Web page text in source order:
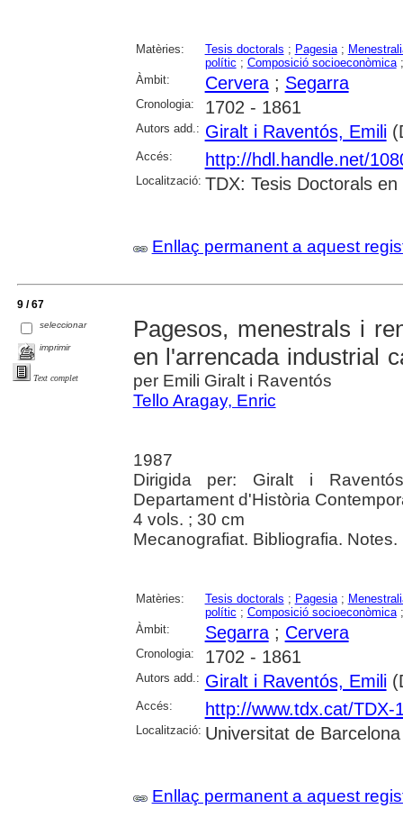
Matèries: Tesis doctorals ; Pagesia;
polític ; Composició socioeconòmica
Àmbit:
Cervera; Segarra
Cronologia: 1702 - 1861
Autors add.: Giralt i Raventós, Emili
Accés: http://hdl.handle.net/
Localització: TDX: Tesis Doctorals
Enllaç permanent a aquest
9 / 67
seleccionar
imprimir
Text complet
Pagesos, menestrals i
en l'arrencada industrial
per Emili Giralt i Raventós
Tello Aragay, Enric
1987
Dirigida per: Giralt i
Departament d'Història
4 vols. ; 30 cm
Mecanografiat. Bibliografia.
Matèries: Tesis doctorals ; Pagesia;
polític ; Composició socioeconòmica
Àmbit:
Segarra; Cervera
Cronologia: 1702 - 1861
Autors add.: Giralt i Raventós, Emili
Accés: http://www.tdx.cat/TDX-
Localització: Universitat de Barcelona
Enllaç permanent a aquest